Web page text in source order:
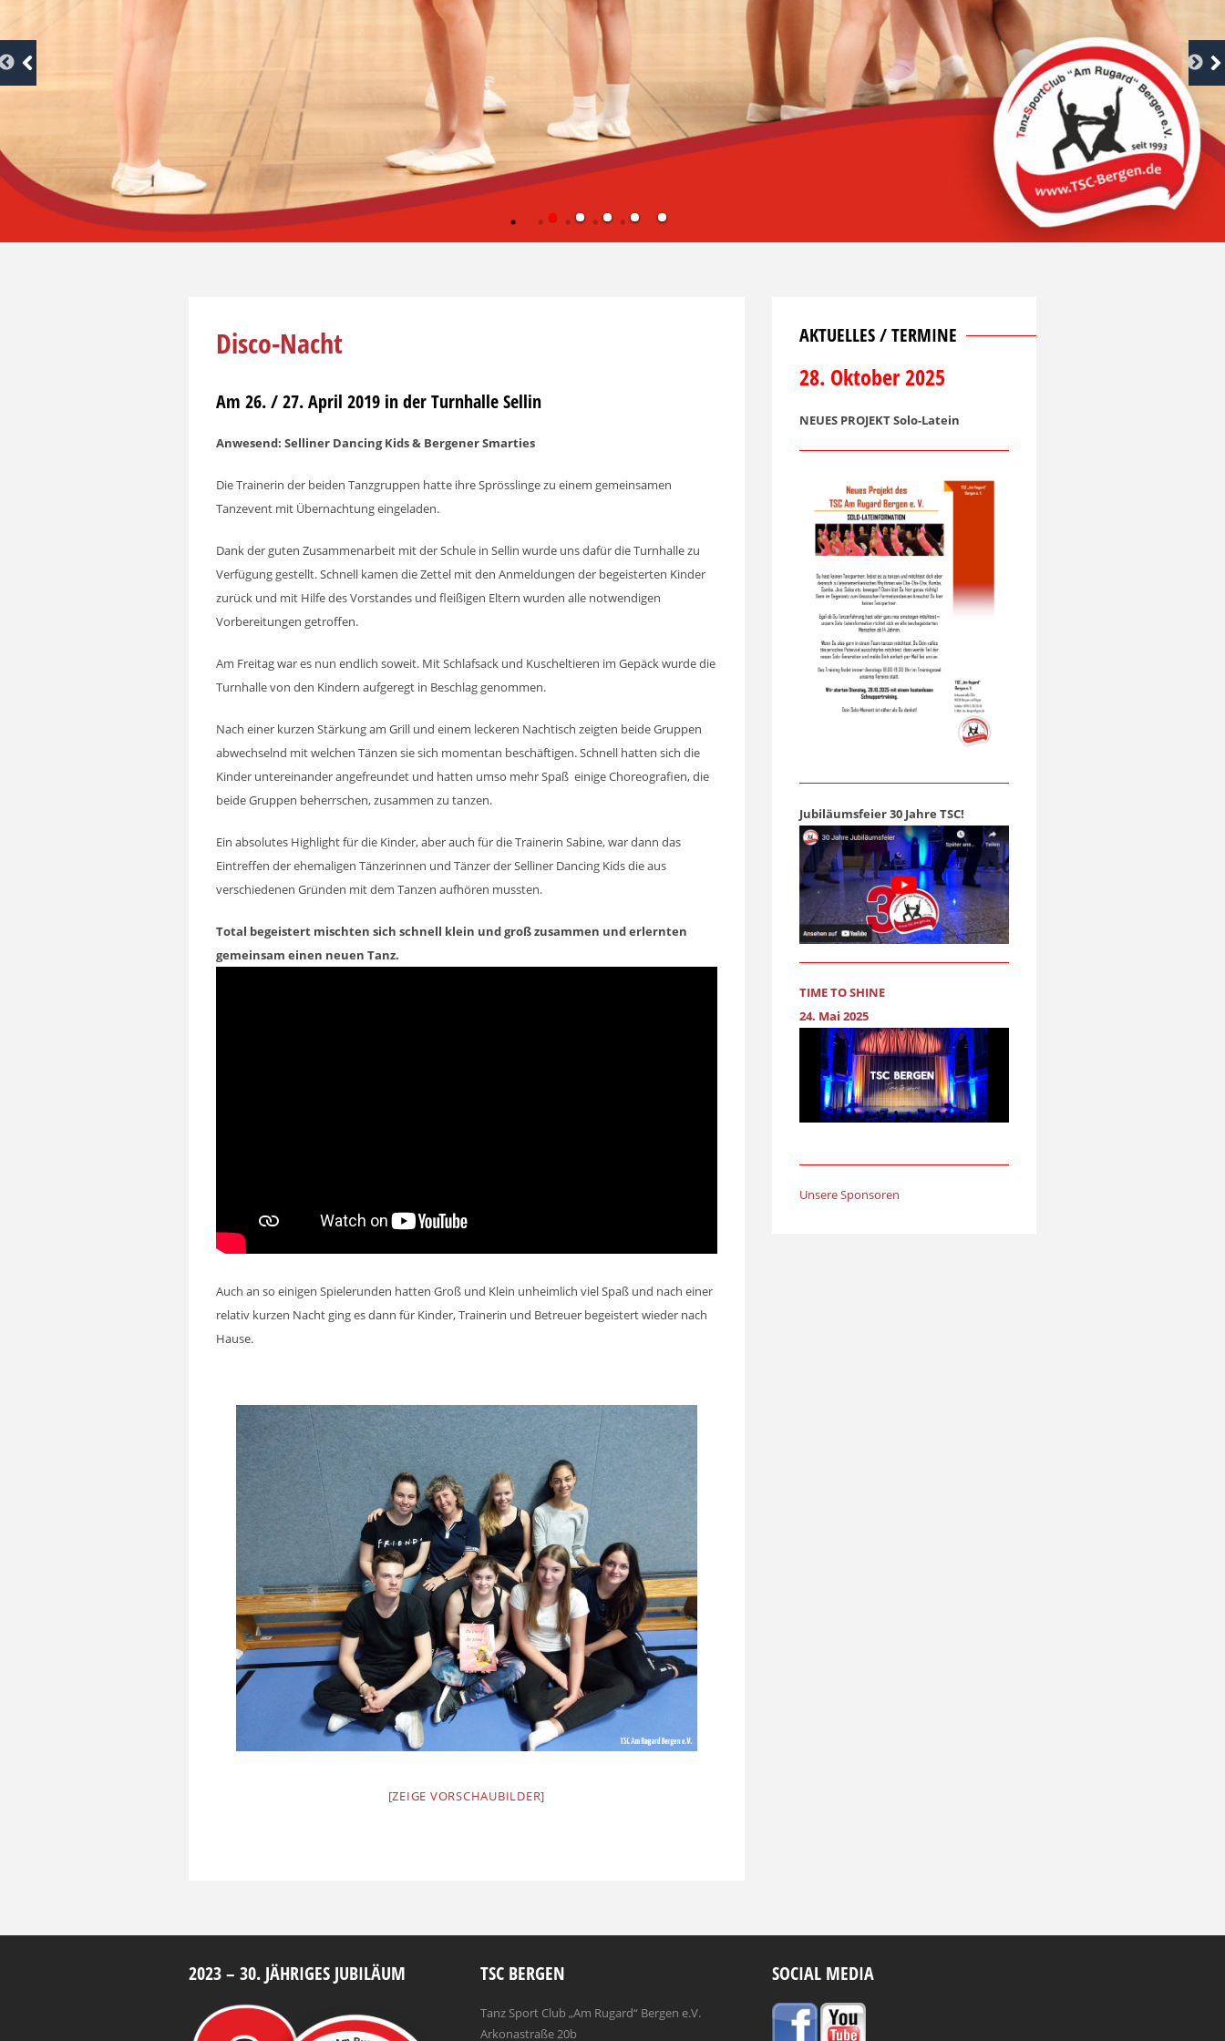
Disco-Nacht
Am 26. / 27. April 2019 in der Turnhalle Sellin
Anwesend: Selliner Dancing Kids & Bergener Smarties
Die Trainerin der beiden Tanzgruppen hatte ihre Sprösslinge zu einem gemeinsamen
Tanzevent mit Übernachtung eingeladen.
Dank der guten Zusammenarbeit mit der Schule in Sellin wurde uns dafür die Turnhalle zu
Verfügung gestellt. Schnell kamen die Zettel mit den Anmeldungen der begeisterten Kinder
zurück und mit Hilfe des Vorstandes und fleißigen Eltern wurden alle notwendigen
Vorbereitungen getroffen.
Am Freitag war es nun endlich soweit. Mit Schlafsack und Kuscheltieren im Gepäck wurde die
Turnhalle von den Kindern aufgeregt in Beschlag genommen.
Nach einer kurzen Stärkung am Grill und einem leckeren Nachtisch zeigten beide Gruppen
abwechselnd mit welchen Tänzen sie sich momentan beschäftigen. Schnell hatten sich die
Kinder untereinander angefreundet und hatten umso mehr Spaß einige Choreografien, die
beide Gruppen beherrschen, zusammen zu tanzen.
Ein absolutes Highlight für die Kinder, aber auch für die Trainerin Sabine, war dann das
Eintreffen der ehemaligen Tänzerinnen und Tänzer der Selliner Dancing Kids die aus
verschiedenen Gründen mit dem Tanzen aufhören mussten.
Total begeistert mischten sich schnell klein und groß zusammen und erlernten
gemeinsam einen neuen Tanz.
Auch an so einigen Spielerunden hatten Groß und Klein unheimlich viel Spaß und nach einer
relativ kurzen Nacht ging es dann für Kinder, Trainerin und Betreuer begeistert wieder nach
Hause.
[ZEIGE VORSCHAUBILDER]
AKTUELLES / TERMINE
28. Oktober 2025
NEUES PROJEKT Solo-Latein
Jubiläumsfeier 30 Jahre TSC!
TIME TO SHINE
24. Mai 2025
Unsere Sponsoren
2023 – 30. JÄHRIGES JUBILÄUM TSC BERGEN
Tanz Sport Club „Am Rugard“ Bergen e.V.
Arkonastraße 20b
SOCIAL MEDIA